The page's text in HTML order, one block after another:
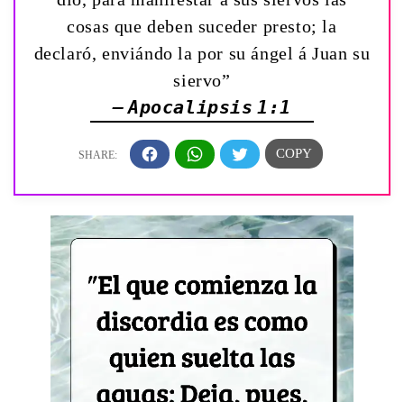
cosas que deben suceder presto; la
declaró, enviándo la por su ángel á Juan su
siervo”
— Apocalipsis 1:1